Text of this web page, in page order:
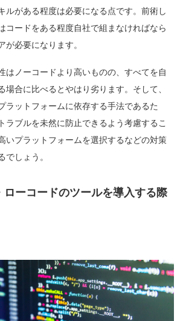
ルがある程度は必要になる点です。前術し
コードをある程度自社で組まなければなら
が必要になります。
はノーコードより高いものの、すべてを自
場合に比べるとやはり劣ります。そして、
ラットフォームに依存する手法であるた
ラブルを未然に防止できるよう考慮するこ
いプラットフォームを選択するなどの対策
でしょう。
ローコードのツールを導入する際